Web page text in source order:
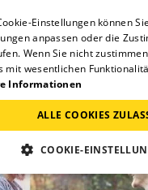
Einstellungen können
anpassen oder die
Wenn Sie nicht
mit wesentlichen
Informationen
ALLE COOKIES
COOKIE-